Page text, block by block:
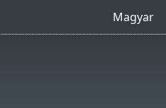
Magyar